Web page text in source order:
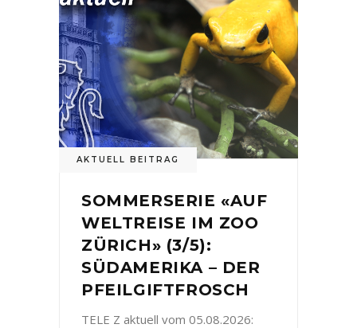
AKTUELL BEITRAG
SOMMERSERIE «AUF
WELTREISE IM ZOO
ZÜRICH» (3/5):
SÜDAMERIKA – DER
PFEILGIFTFROSCH
TELE Z aktuell vom 05.08.2026: